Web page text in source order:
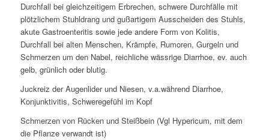
Durchfall bei gleichzeitigem Erbrechen, schwere Durchfälle mit
plötzlichem Stuhldrang und gußartigem Ausscheiden des Stuhls,
akute Gastroenteritis sowie jede andere Form von Kolitis,
Durchfall bei alten Menschen, Krämpfe, Rumoren, Gurgeln und
Schmerzen um den Nabel, reichliche wässrige Diarrhoe, ev. auch
gelb, grünlich oder blutig.
Juckreiz der Augenlider und Niesen, v.a.während Diarrhoe,
Konjunktivitis, Schweregefühl im Kopf
Schmerzen von Rücken und Steißbein (Vgl Hypericum, mit dem
die Pflanze verwandt ist)